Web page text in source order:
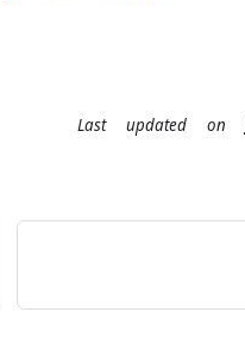
Last updated on